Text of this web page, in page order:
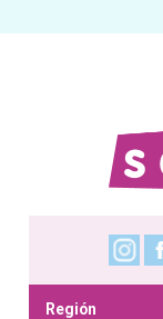
Región